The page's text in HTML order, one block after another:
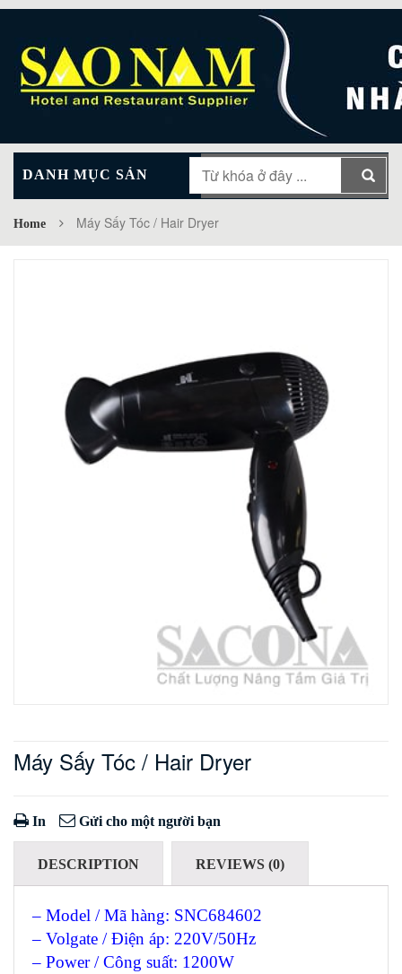
DANH MỤC SẢN
PHẨM
MAIN MENU
Home Máy Sấy Tóc / Hair Dryer
Máy Sấy Tóc / Hair Dryer
In Gửi cho một người bạn
DESCRIPTION REVIEWS (0)
– Model / Mã hàng: SNC684602
– Volgate / Điện áp: 220V/50Hz
– Power / Công suất: 1200W